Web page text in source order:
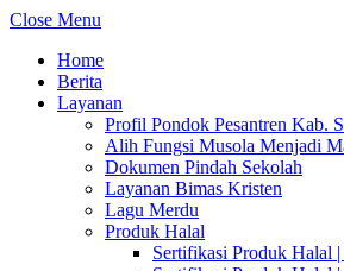
Close Menu
Home
Berita
Layanan
Profil Pondok Pesantren Kab.
Alih Fungsi Musola Menjadi
Dokumen Pindah Sekolah
Layanan Bimas Kristen
Lagu Merdu
Produk Halal
Sertifikasi Produk Halal